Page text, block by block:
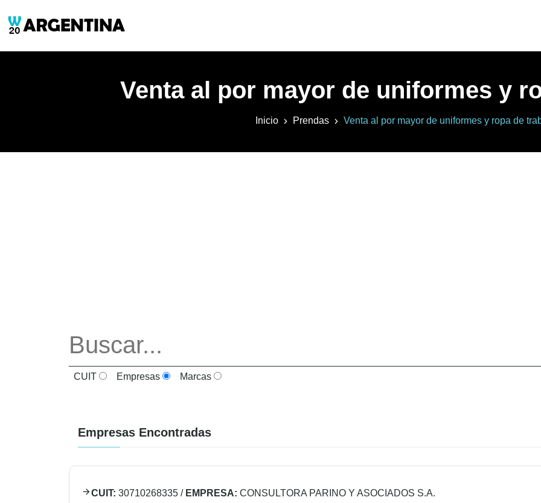
Venta al por mayor de uniformes y
Inicio Prendas Venta al por mayor de uniformes y ropa de
CUIT Empresas Marcas
Empresas Encontradas
CUIT: 30710268335 / EMPRESA: CONSULTORA PARINO Y ASOCIADOS S.A.